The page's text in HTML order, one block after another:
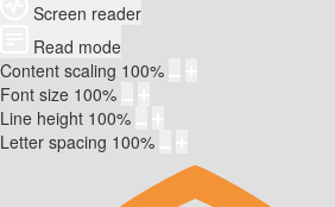
Screen reader
Read mode
Content scaling 100%
Font size 100%
Line height 100%
Letter spacing 100%